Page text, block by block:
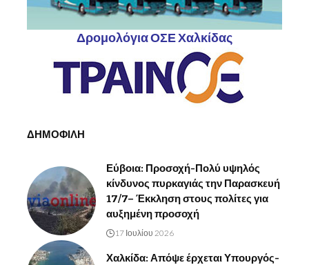
Δρομολόγια ΟΣΕ Χαλκίδας
ΔΗΜΟΦΙΛΗ
Εύβοια: Προσοχή-Πολύ υψηλός
κίνδυνος πυρκαγιάς την Παρασκευή
17/7– Έκκληση στους πολίτες για
αυξημένη προσοχή
17 Ιουλίου 2026
Χαλκίδα: Απόψε έρχεται Υπουργός-